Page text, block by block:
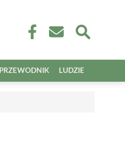
PRZEWODNIK LUDZIE